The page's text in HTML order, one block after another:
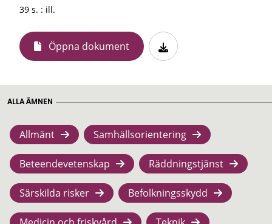
39 s. : ill.
Öppna dokument
ALLA ÄMNEN
Allmänt Samhällsorientering
Beteendevetenskap Räddningstjänst
Särskilda risker Befolkningsskydd